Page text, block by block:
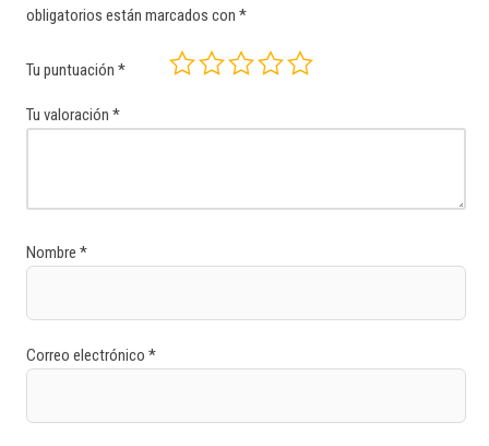
obligatorios están marcados con *
Tu puntuación *
Tu valoración *
Nombre *
Correo electrónico *